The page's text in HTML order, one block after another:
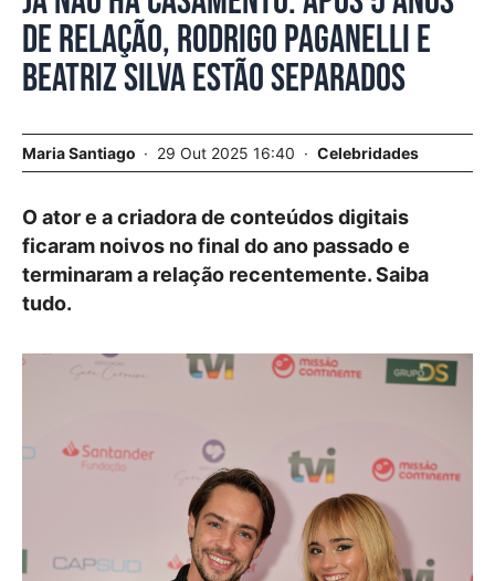
de relação, Rodrigo Paganelli e
Beatriz Silva estão separados
Maria Santiago 29 Out 2025 16:40 Celebridades
O ator e a criadora de conteúdos digitais
ficaram noivos no final do ano passado e
terminaram a relação recentemente. Saiba
tudo.